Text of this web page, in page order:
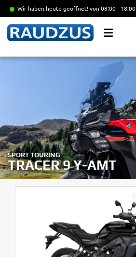
Wir haben heute geöffnet!von 08:00 - 18:00
SPORT TOURING
TRACER 9 Y-AMT